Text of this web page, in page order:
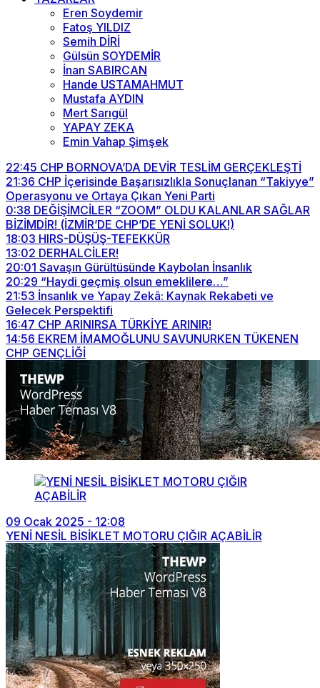
Eren Soydemir
Fatoş YILDIZ
Semih DİRİ
Gülsün SOYDEMİR
İnan SABIRCAN
Hande USTAMAHMUT
Mustafa AYDIN
Mert Sarıgül
YAPAY ZEKA
Emin Vahap Şimşek
22:45 CHP BORNOVA’DA DEVİR TESLİM GERÇEKLEŞTİ
21:36 CHP İçerisinde Başarısızlıkla Sonuçlanan “Takiyye”
Operasyonu ve Ortaya Çıkan Yeni Parti
0:38 DEĞİŞİMCİLER “ZOOM” OLDU KALANLAR SAĞLAR
BİZİMDİR! (İZMİR’DE CHP’DE YENİ SOLUK!)
18:03 HIRS-DÜŞÜŞ-TEFEKKÜR
13:02 DERHALCİLER!
20:01 Savaşın Gürültüsünde Kaybolan İnsanlık
20:29 “Haydi geçmiş olsun emeklilere…”
21:53 İnsanlık ve Yapay Zekâ: Kaynak Rekabeti ve
Gelecek Perspektifi
16:47 CHP ARINIRSA TÜRKİYE ARINIR!
14:56 EKREM İMAMOĞLUNU SAVUNURKEN TÜKENEN
CHP GENÇLİĞİ
09 Ocak 2025 - 12:08
YENİ NESİL BİSİKLET MOTORU ÇIĞIR AÇABİLİR